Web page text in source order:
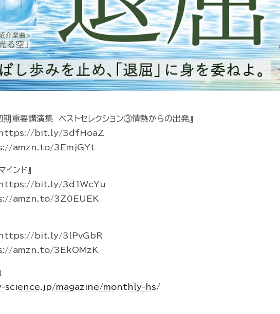
重要講演集 ベストセレクション③情熱からの出発』
：https://bit.ly/3dfHoaZ
amzn.to/3EmjGYt
インド』
：https://bit.ly/3d1WcYu
amzn.to/3Z0EUEK
：https://bit.ly/3lPvGbR
amzn.to/3EkOMzK
science.jp/magazine/monthly-hs/